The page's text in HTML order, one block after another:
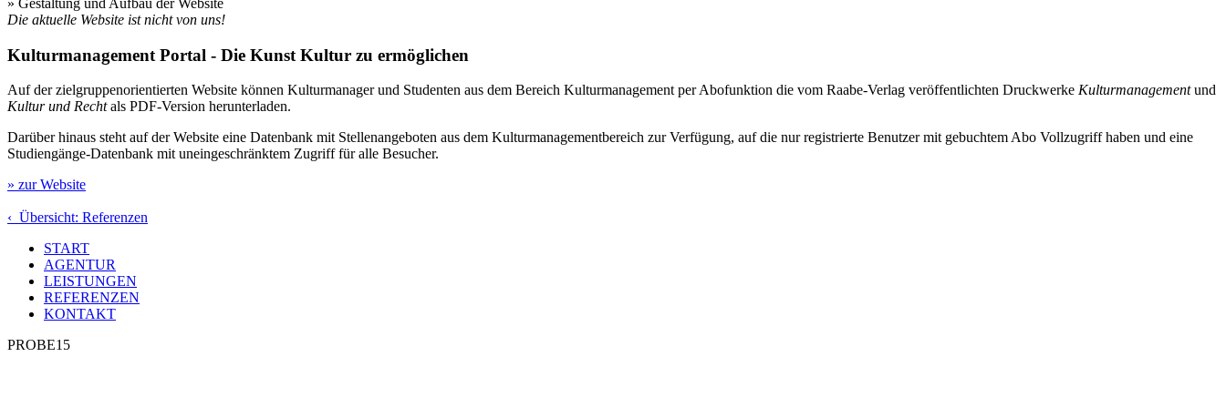
Die aktuelle Website ist nicht von uns!
Kulturmanagement Portal - Die Kunst Kultur zu ermöglichen
Auf der zielgruppenorientierten Website können Kulturmanager und Studenten aus dem Bereich Kulturmanagement per Abofunktion die vom Raabe-Verlag veröffentlichten Druckwerke Kulturmanagementund
Kultur und Rechtals PDF-Version herunterladen.
Darüber hinaus steht auf der Website eine Datenbank mit Stellenangeboten aus dem Kulturmanagementbereich zur Verfügung, auf die nur registrierte Benutzer mit gebuchtem Abo Vollzugriff haben und eine
Studiengänge-Datenbank mit uneingeschränktem Zugriff für alle Besucher.
» zur Website
‹ Übersicht: Referenzen
START
AGENTUR
LEISTUNGEN
REFERENZEN
KONTAKT